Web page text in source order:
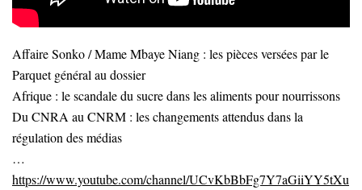
Affaire Sonko / Mame Mbaye Niang : les pièces versées par le
Parquet général au dossier
Afrique : le scandale du sucre dans les aliments pour nourrissons
Du CNRA au CNRM : les changements attendus dans la
régulation des médias
…
https://www.youtube.com/channel/UCvKbBbFg7Y7aGiiYY5tXu